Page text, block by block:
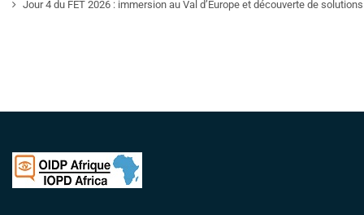
Jour 4 du FET 2026 : immersion au Val d’Europe et découverte de